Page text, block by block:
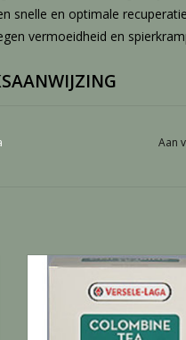
snelle en optimale
vermoeidheid en
Aan
Thee colombine -
TOEVOEGEN AAN